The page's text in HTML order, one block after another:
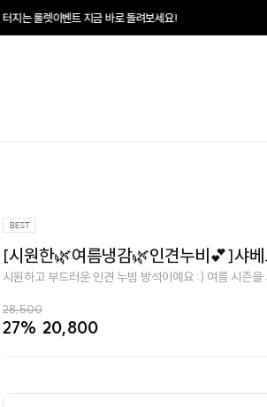
로 돌려보세요!
[시원한🌿여름냉감🌿인견누비💕]샤
시원하고 부드러운 인견 누빔 방석이예요 :) 여름 시즌
28,500
27% 20,800